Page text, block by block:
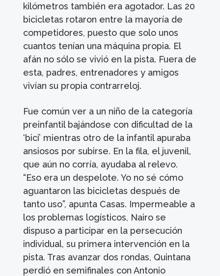
kilómetros también era agotador. Las 20
bicicletas rotaron entre la mayoría de
competidores, puesto que solo unos
cuantos tenían una máquina propia. El
afán no sólo se vivió en la pista. Fuera de
esta, padres, entrenadores y amigos
vivían su propia contrarreloj.
Fue común ver a un niño de la categoría
preinfantil bajándose con dificultad de la
‘bici’ mientras otro de la infantil apuraba
ansiosos por subirse. En la fila, el juvenil,
que aún no corría, ayudaba al relevo.
“Eso era un despelote. Yo no sé cómo
aguantaron las bicicletas después de
tanto uso”, apunta Casas. Impermeable a
los problemas logísticos, Nairo se
dispuso a participar en la persecución
individual, su primera intervención en la
pista. Tras avanzar dos rondas, Quintana
perdió en semifinales con Antonio